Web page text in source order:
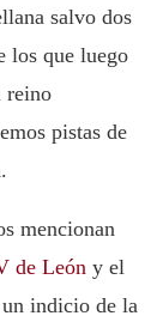
salvo dos
los que luego
reino
pistas de
mencionan
de León y el
un indicio de la